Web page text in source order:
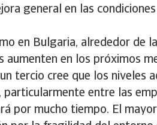
general en las
en Bulgaria, alrededor de
aumenten en los próximos
tercio cree que los niveles
particularmente entre las
por mucho tiempo. El